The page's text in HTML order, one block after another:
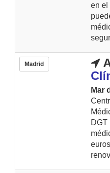
en el
Madrid
Mar